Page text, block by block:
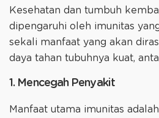
Kesehatan dan tumbuh
dipengaruhi oleh imunitas
sekali manfaat yang akan
daya tahan tubuhnya kuat,
1. Mencegah Penyakit
Manfaat utama imunitas